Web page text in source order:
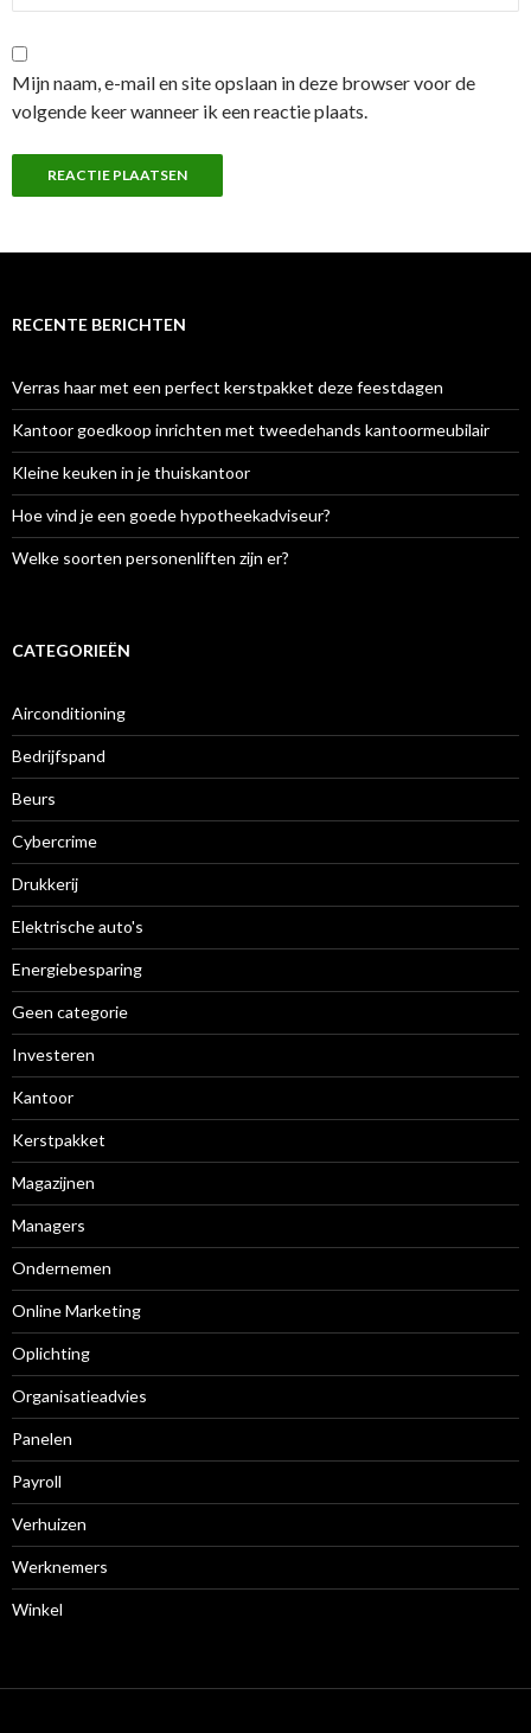
Mijn naam, e-mail en site opslaan in deze browser voor de
volgende keer wanneer ik een reactie plaats.
RECENTE BERICHTEN
Verras haar met een perfect kerstpakket deze feestdagen
Kantoor goedkoop inrichten met tweedehands kantoormeubilair
Kleine keuken in je thuiskantoor
Hoe vind je een goede hypotheekadviseur?
Welke soorten personenliften zijn er?
CATEGORIEËN
Airconditioning
Bedrijfspand
Beurs
Cybercrime
Drukkerij
Elektrische auto's
Energiebesparing
Geen categorie
Investeren
Kantoor
Kerstpakket
Magazijnen
Managers
Ondernemen
Online Marketing
Oplichting
Organisatieadvies
Panelen
Payroll
Verhuizen
Werknemers
Winkel